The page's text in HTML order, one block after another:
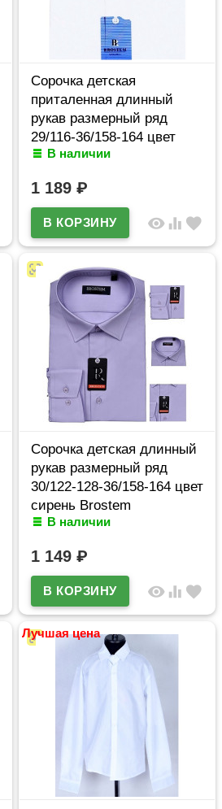
Сорочка детская
приталенная длинный
рукав размерный ряд
29/116-36/158-164 цвет
белый Brostem
В наличии
1 189₽
visibility equalizer favorite
Сорочка детская длинный
рукав размерный ряд
30/122-128-36/158-164 цвет
сирень Brostem
арт.MO4708d
В наличии
1 149₽
visibility equalizer favorite
Лучшая цена